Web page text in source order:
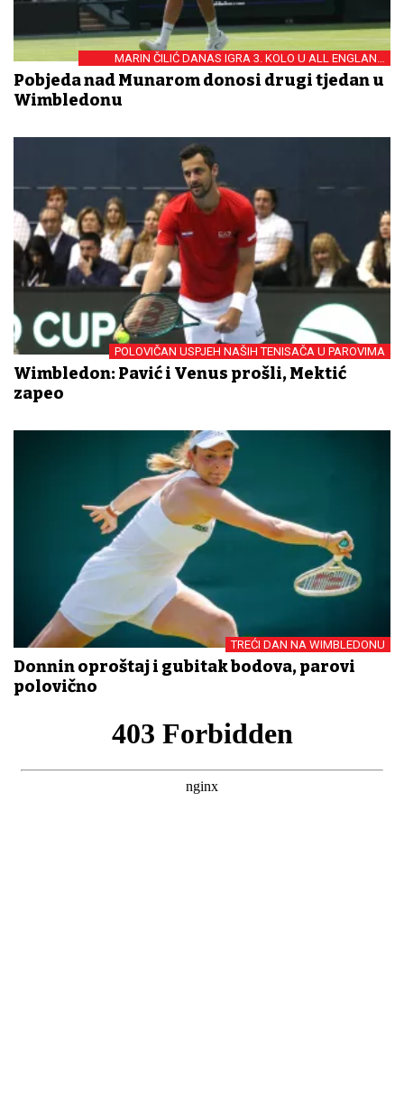
MARIN ČILIĆ DANAS IGRA 3. KOLO U ALL ENGLAND
CLUBU
Pobjeda nad Munarom donosi drugi tjedan u
Wimbledonu
POLOVIČAN USPJEH NAŠIH TENISAČA U PAROVIMA
Wimbledon: Pavić i Venus prošli, Mektić
zapeo
TREĆI DAN NA WIMBLEDONU
Donnin oproštaj i gubitak bodova, parovi
polovično